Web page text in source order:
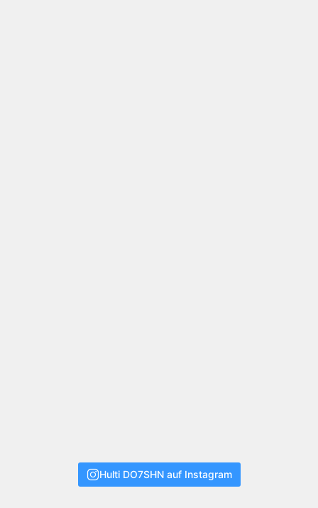
Hulti DO7SHN auf Instagram